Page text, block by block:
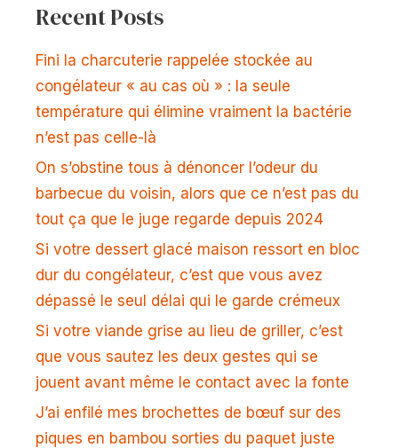
Recent Posts
Fini la charcuterie rappelée stockée au
congélateur « au cas où » : la seule
température qui élimine vraiment la bactérie
n’est pas celle-là
On s’obstine tous à dénoncer l’odeur du
barbecue du voisin, alors que ce n’est pas du
tout ça que le juge regarde depuis 2024
Si votre dessert glacé maison ressort en bloc
dur du congélateur, c’est que vous avez
dépassé le seul délai qui le garde crémeux
Si votre viande grise au lieu de griller, c’est
que vous sautez les deux gestes qui se
jouent avant même le contact avec la fonte
J’ai enfilé mes brochettes de bœuf sur des
piques en bambou sorties du paquet juste